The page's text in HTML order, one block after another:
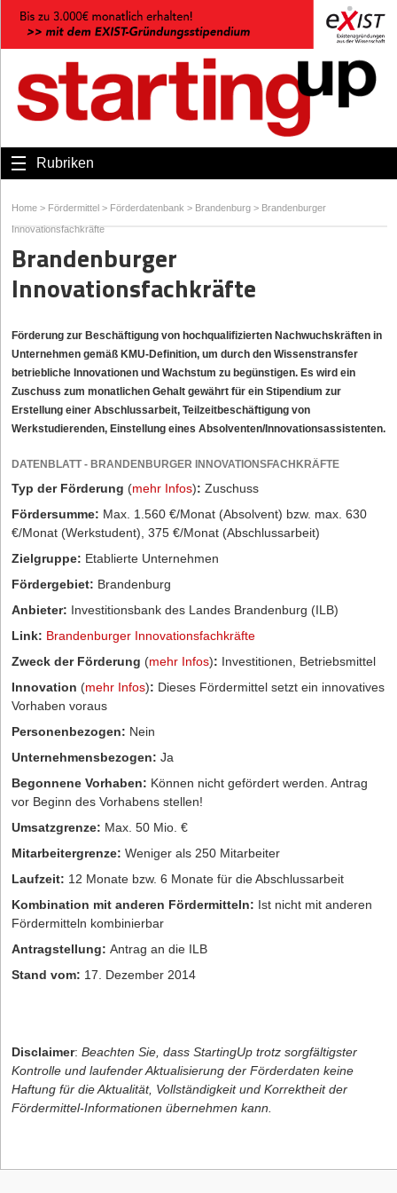
Rubriken
Home > Fördermittel > Förderdatenbank > Brandenburg > Brandenburger
Innovationsfachkräfte
Brandenburger
Innovationsfachkräfte
Förderung zur Beschäftigung von hochqualifizierten Nachwuchskräften in
Unternehmen gemäß KMU-Definition, um durch den Wissenstransfer
betriebliche Innovationen und Wachstum zu begünstigen. Es wird ein
Zuschuss zum monatlichen Gehalt gewährt für ein Stipendium zur
Erstellung einer Abschlussarbeit, Teilzeitbeschäftigung von
Werkstudierenden, Einstellung eines Absolventen/Innovationsassistenten.
DATENBLATT - BRANDENBURGER INNOVATIONSFACHKRÄFTE
Typ der Förderung (mehr Infos): Zuschuss
Fördersumme: Max. 1.560 €/Monat (Absolvent) bzw. max. 630
€/Monat (Werkstudent), 375 €/Monat (Abschlussarbeit)
Zielgruppe: Etablierte Unternehmen
Fördergebiet: Brandenburg
Anbieter: Investitionsbank des Landes Brandenburg (ILB)
Link: Brandenburger Innovationsfachkräfte
Zweck der Förderung (mehr Infos): Investitionen, Betriebsmittel
Innovation (mehr Infos): Dieses Fördermittel setzt ein innovatives
Vorhaben voraus
Personenbezogen: Nein
Unternehmensbezogen: Ja
Begonnene Vorhaben: Können nicht gefördert werden. Antrag
vor Beginn des Vorhabens stellen!
Umsatzgrenze: Max. 50 Mio. €
Mitarbeitergrenze: Weniger als 250 Mitarbeiter
Laufzeit: 12 Monate bzw. 6 Monate für die Abschlussarbeit
Kombination mit anderen Fördermitteln: Ist nicht mit anderen
Fördermitteln kombinierbar
Antragstellung: Antrag an die ILB
Stand vom: 17. Dezember 2014
Disclaimer: Beachten Sie, dass StartingUp trotz sorgfältigster
Kontrolle und laufender Aktualisierung der Förderdaten keine
Haftung für die Aktualität, Vollständigkeit und Korrektheit der
Fördermittel-Informationen übernehmen kann.